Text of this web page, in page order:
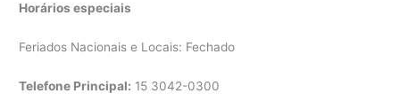
Horários especiais
Feriados Nacionais e Locais: Fechado
Telefone Principal: 15 3042-0300